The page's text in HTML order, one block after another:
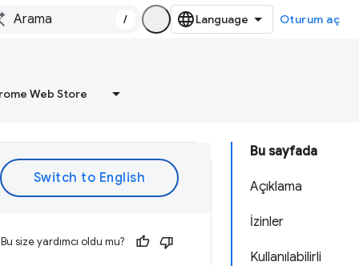
/ Oturum aç
Web Store
Bu sayfada
Açıklama
İzinler
Kullanılabilirli
Bu size yardımcı oldu mu?